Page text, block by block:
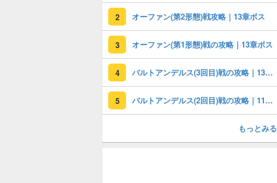
2 オーファン(第2形態)戦攻略｜13章ボス
3 オーファン(第1形態)戦の攻略｜13章ボス
4 バルトアンデルス(3回目)戦の攻略｜13章ボス
5 バルトアンデルス(2回目)戦の攻略｜11章ボス
もっとみる